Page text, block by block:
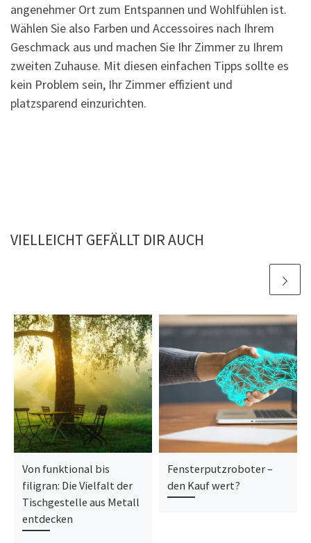
angenehmer Ort zum Entspannen und Wohlfühlen ist.
Wählen Sie also Farben und Accessoires nach Ihrem
Geschmack aus und machen Sie Ihr Zimmer zu Ihrem
zweiten Zuhause. Mit diesen einfachen Tipps sollte es
kein Problem sein, Ihr Zimmer effizient und
platzsparend einzurichten.
VIELLEICHT GEFÄLLT DIR AUCH
Von funktional bis
filigran: Die Vielfalt der
Tischgestelle aus Metall
entdecken
Fensterputzroboter –
den Kauf wert?